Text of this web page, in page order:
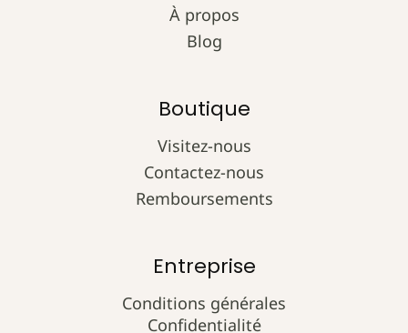
À propos
Blog
Boutique
Visitez-nous
Contactez-nous
Remboursements
Entreprise
Conditions générales
Confidentialité